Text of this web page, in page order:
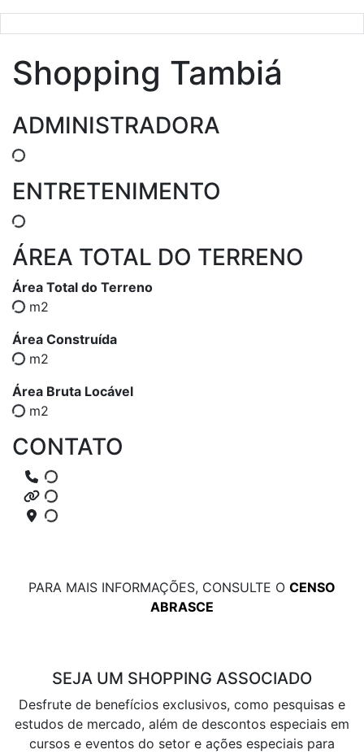
Shopping Tambiá
ADMINISTRADORA
ENTRETENIMENTO
ÁREA TOTAL DO TERRENO
Área Total do Terreno
m2
Área Construída
m2
Área Bruta Locável
m2
CONTATO
PARA MAIS INFORMAÇÕES, CONSULTE O CENSO
ABRASCE
SEJA UM SHOPPING ASSOCIADO
Desfrute de benefícios exclusivos, como pesquisas e
estudos de mercado, além de descontos especiais em
cursos e eventos do setor e ações especiais para